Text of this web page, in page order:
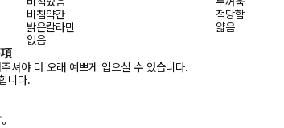
비침약간 적당함
밝은칼라만 얇음
없음
셔야 더 오래 예쁘게 입으실 수 있습니다.
니다.